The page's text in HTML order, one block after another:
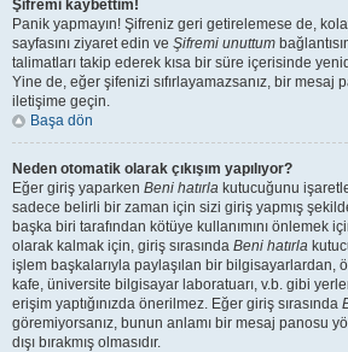
Şifremi kaybettim!
Panik yapmayın! Şifreniz geri getirelemese de,
sayfasını ziyaret edin ve Şifremi unuttum
talimatları takip ederek kısa bir süre içerisinde
Yine de, eğer şifenizi sıfırlayamazsanız, bir mesaj
iletişime geçin.
Başa dön
Neden otomatik olarak çıkışım yapılıyor?
Eğer giriş yaparken Beni hatırla kutucuğunu
sadece belirli bir zaman için sizi giriş yapmış şekilde
başka biri tarafından kötüye kullanımını önlemek
olarak kalmak için, giriş sırasında Beni hatırla
işlem başkalarıyla paylaşılan bir bilgisayarlardan,
kafe, üniversite bilgisayar laboratuarı, v.b. gibi
erişim yaptığınızda önerilmez. Eğer giriş sırasında
göremiyorsanız, bunun anlamı bir mesaj panosu
dışı bırakmış olmasıdır.